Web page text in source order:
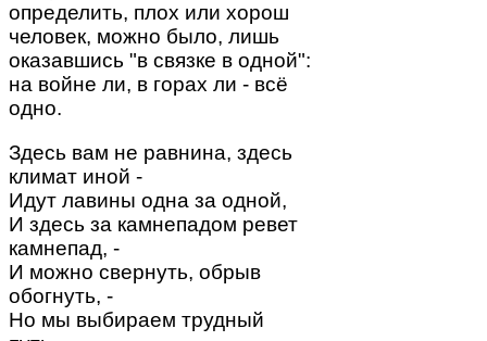
определить, плох или хорош
человек, можно было, лишь
оказавшись "в связке в одной":
на войне ли, в горах ли - всё
одно.
Здесь вам не равнина, здесь
климат иной -
Идут лавины одна за одной,
И здесь за камнепадом ревет
камнепад, -
И можно свернуть, обрыв
обогнуть, -
Но мы выбираем трудный